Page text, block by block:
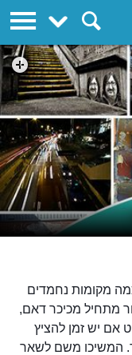
מקומות נחמדים
מתחיל מכיכר דאם,
אם יש זמן להציץ
המשיכו משם לשאר